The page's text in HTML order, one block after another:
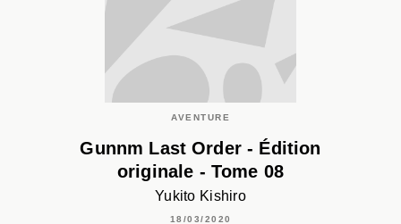
AVENTURE
Gunnm Last Order - Édition
originale - Tome 08
Yukito Kishiro
18/03/2020